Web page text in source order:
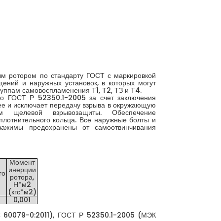
по стандарту ГОСТ с маркировкой
и наружных установок, в которых могут
самовоспламенения Т1, Т2, ТЗ и Т4.
ГОСТ Р 52350.1-2005 за счет заключения
и исключает передачу взрыва в окружающую
щелевой взрывозащиты. Обеспечение
кольца. Все наружные болты и
предохранены от самоотвинчивания
Момент
инерции
ротора,
Н*м2
(кгс*м2)
0,001
60079-0:2011), ГОСТ Р 52350.1-2005 (МЭК